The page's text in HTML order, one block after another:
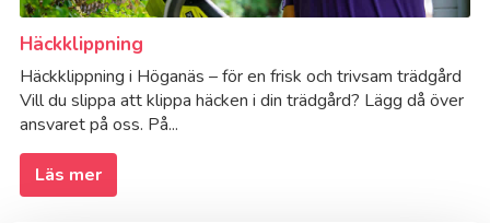
Häckklippning
Häckklippning i Höganäs – för en frisk och trivsam trädgård
Vill du slippa att klippa häcken i din trädgård? Lägg då över
ansvaret på oss. På...
Läs mer